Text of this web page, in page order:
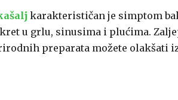
karakterističan je simptom
u grlu, sinusima i plućima.
preparata možete olakšati